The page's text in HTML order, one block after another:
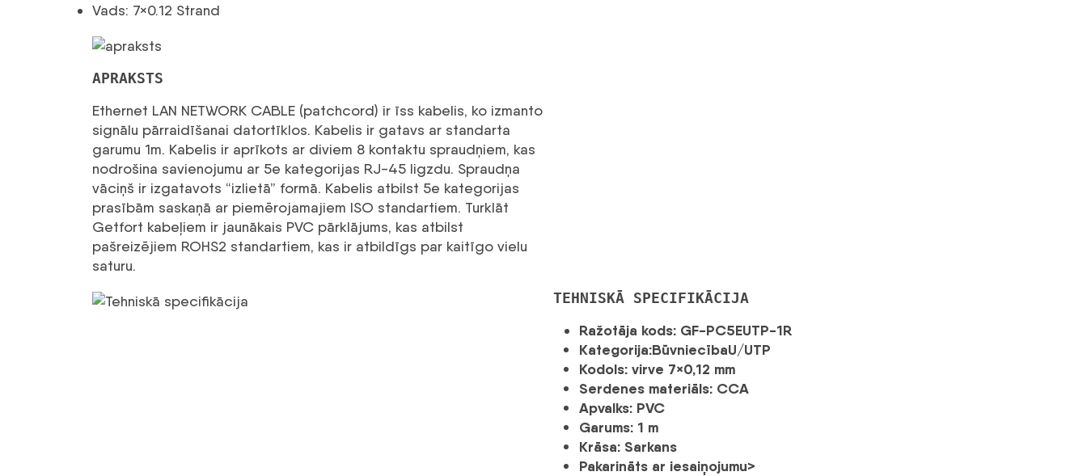
Vads: 7×0.12 Strand
APRAKSTS
Ethernet LAN NETWORK CABLE (patchcord) ir īss kabelis, ko izmanto
signālu pārraidīšanai datortīklos. Kabelis ir gatavs ar standarta
garumu 1m. Kabelis ir aprīkots ar diviem 8 kontaktu spraudņiem, kas
nodrošina savienojumu ar 5e kategorijas RJ-45 ligzdu. Spraudņa
vāciņš ir izgatavots “izlietā” formā. Kabelis atbilst 5e kategorijas
prasībām saskaņā ar piemērojamajiem ISO standartiem. Turklāt
Getfort kabeļiem ir jaunākais PVC pārklājums, kas atbilst
pašreizējiem ROHS2 standartiem, kas ir atbildīgs par kaitīgo vielu
saturu.
TEHNISKĀ SPECIFIKĀCIJA
Ražotāja kods: GF-PC5EUTP-1R
Kategorija:BūvniecībaU/UTP
Kodols: virve 7×0,12 mm
Serdenes materiāls: CCA
Apvalks: PVC
Garums: 1 m
Krāsa: Sarkans
Pakarināts ar iesaiņojumu>